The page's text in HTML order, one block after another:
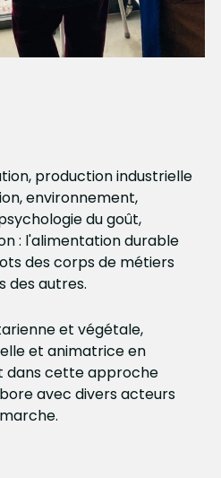
production industrielle
environnement,
du goût,
: l'alimentation durable
des corps de métiers
des autres.
et végétale,
et animatrice en
dans cette approche
avec divers acteurs